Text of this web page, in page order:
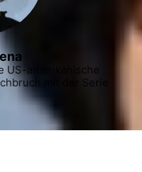
US-amerikanische
mit der Serie